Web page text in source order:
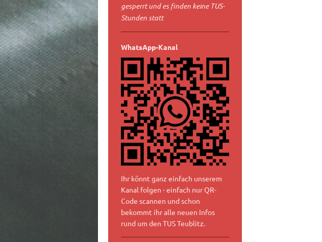
gesperrt und es finden keine TUS-
Stunden statt
WhatsApp-Kanal
Ihr könnt ganz einfach unserem
Kanal folgen - einfach nur QR-
Code scannen und schon
bekommt ihr alle neuen Infos
rund um den TUS Teublitz.